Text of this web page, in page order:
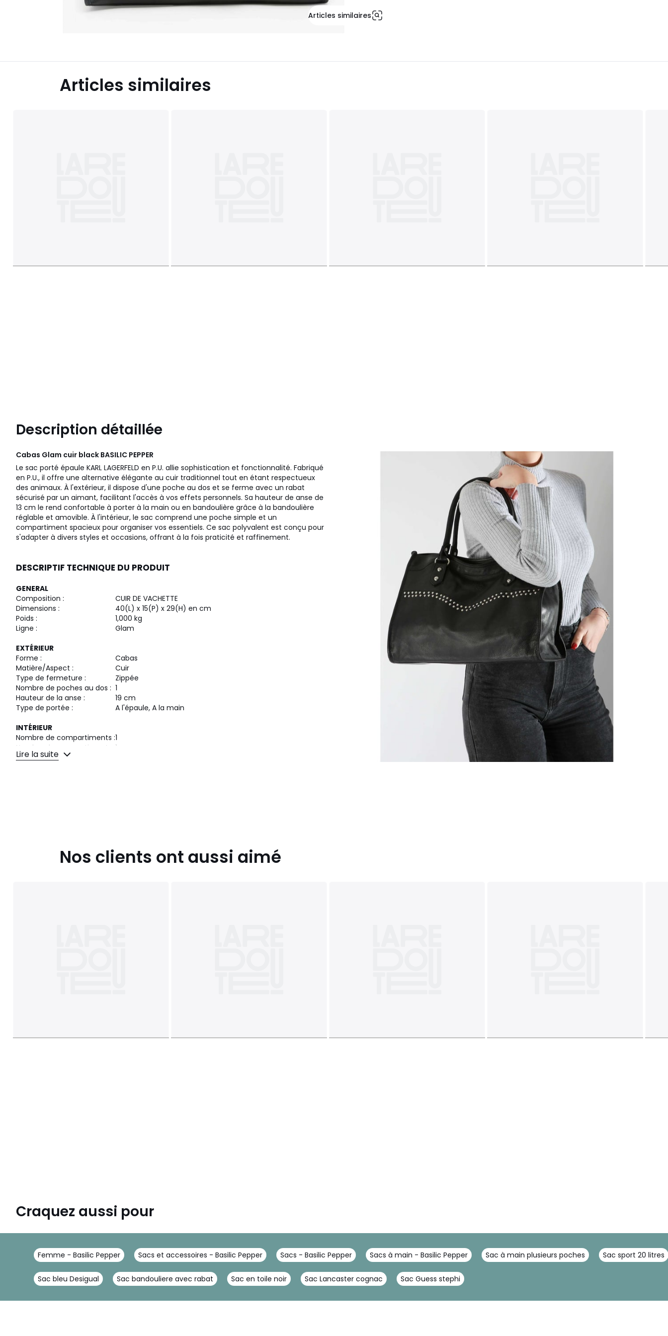
Articles similaires
Articles similaires
Description détaillée
Cabas Glam cuir black BASILIC PEPPER
Le sac porté épaule KARL LAGERFELD en P.U. allie sophistication et fonctionnalité. Fabriqué
en P.U., il offre une alternative élégante au cuir traditionnel tout en étant respectueux
des animaux. À l'extérieur, il dispose d'une poche au dos et se ferme avec un rabat
sécurisé par un aimant, facilitant l'accès à vos effets personnels. Sa hauteur de anse de
13 cm le rend confortable à porter à la main ou en bandoulière grâce à la bandoulière
réglable et amovible. À l'intérieur, le sac comprend une poche simple et un
compartiment spacieux pour organiser vos essentiels. Ce sac polyvalent est conçu pour
s'adapter à divers styles et occasions, offrant à la fois praticité et raffinement.
DESCRIPTIF TECHNIQUE DU PRODUIT
GENERAL
Composition :
CUIR DE VACHETTE
Dimensions :
40(L) x 15(P) x 29(H) en cm
Poids :
1,000 kg
Ligne :
Glam
EXTÉRIEUR
Forme :
Cabas
Matière/Aspect :
Cuir
Type de fermeture :
Zippée
Nombre de poches au dos : 1
Hauteur de la anse :
19 cm
Type de portée :
A l'épaule, A la main
INTÉRIEUR
Nombre de compartiments :1
Nombre de compartiments : 1
Nombre de poches simples :
Lire la suite
Nos clients ont aussi aimé
Craquez aussi pour
Femme - Basilic Pepper Sacs et accessoires - Basilic Pepper Sacs - Basilic Pepper Sacs à main - Basilic Pepper Sac à main plusieurs poches Sac sport 20 litres
Sac bleu Desigual Sac bandouliere avec rabat Sac en toile noir Sac Lancaster cognac Sac Guess stephi